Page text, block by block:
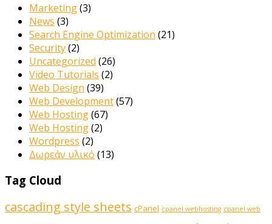
Marketing(3)
News (3)
Search Engine Optimization (21)
Security(2)
Uncategorized (26)
Video Tutorials (2)
Web Design (39)
Web Development(57)
Web Hosting(67)
Web Hosting(2)
Wordpress (2)
Δωρεάν υλικό (13)
Tag Cloud
cascading style sheets cPanel cpanel webhosting cpanel web